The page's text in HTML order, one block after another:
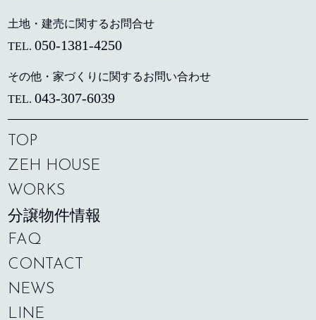
土地・建売に関するお問合せ
TEL.050-1381-4250
その他・家づくりに関するお問い合わせ
TEL.043-307-6039
TOP
ZEH HOUSE
WORKS
分譲物件情報
FAQ
CONTACT
NEWS
LINE